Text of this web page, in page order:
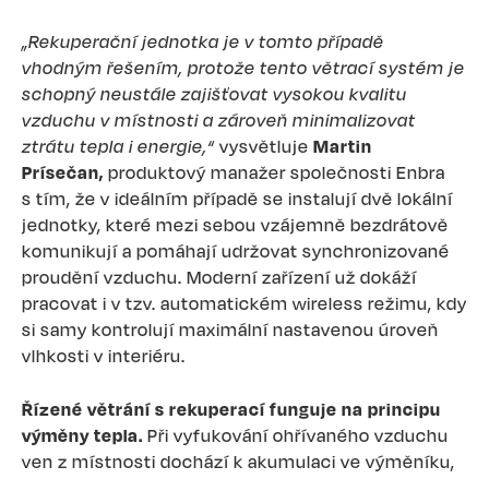
„Rekuperační jednotka je v tomto případě
vhodným řešením, protože tento větrací systém je
schopný neustále zajišťovat vysokou kvalitu
vzduchu v místnosti a zároveň minimalizovat
ztrátu tepla i energie,“ vysvětluje Martin
Prísečan, produktový manažer společnosti Enbra
s tím, že v ideálním případě se instalují dvě lokální
jednotky, které mezi sebou vzájemně bezdrátově
komunikují a pomáhají udržovat synchronizované
proudění vzduchu. Moderní zařízení už dokáží
pracovat i v tzv. automatickém wireless režimu, kdy
si samy kontrolují maximální nastavenou úroveň
vlhkosti v interiéru.
Řízené větrání s rekuperací funguje na principu
výměny tepla. Při vyfukování ohřívaného vzduchu
ven z místnosti dochází k akumulaci ve výměníku,